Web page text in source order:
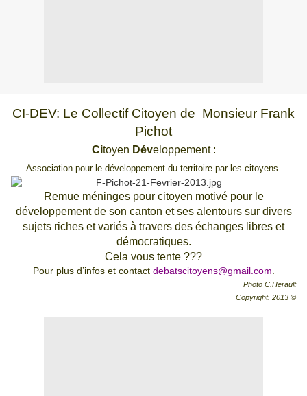
CI-DEV: Le Collectif Citoyen de Monsieur Frank
Pichot
Citoyen Développement :
Association pour le développement du territoire par les citoyens.
Remue méninges pour citoyen motivé pour le
développement de son canton et ses alentours sur divers
sujets riches et variés à travers des échanges libres et
démocratiques.
Cela vous tente ???
Pour plus d’infos et contact debatscitoyens@gmail.com
Photo C.Herault
Copyright. 2013 ©